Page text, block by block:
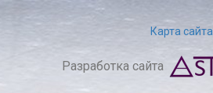
Карта сайта
Разработка сайта